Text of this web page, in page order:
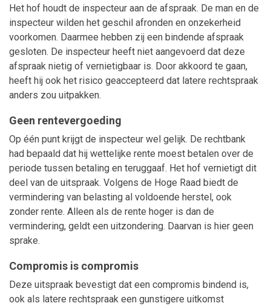
Het hof houdt de inspecteur aan de afspraak. De man en de
inspecteur wilden het geschil afronden en onzekerheid
voorkomen. Daarmee hebben zij een bindende afspraak
gesloten. De inspecteur heeft niet aangevoerd dat deze
afspraak nietig of vernietigbaar is. Door akkoord te gaan,
heeft hij ook het risico geaccepteerd dat latere rechtspraak
anders zou uitpakken.
Geen rentevergoeding
Op één punt krijgt de inspecteur wel gelijk. De rechtbank
had bepaald dat hij wettelijke rente moest betalen over de
periode tussen betaling en teruggaaf. Het hof vernietigt dit
deel van de uitspraak. Volgens de Hoge Raad biedt de
vermindering van belasting al voldoende herstel, ook
zonder rente. Alleen als de rente hoger is dan de
vermindering, geldt een uitzondering. Daarvan is hier geen
sprake.
Compromis is compromis
Deze uitspraak bevestigt dat een compromis bindend is,
ook als latere rechtspraak een gunstigere uitkomst